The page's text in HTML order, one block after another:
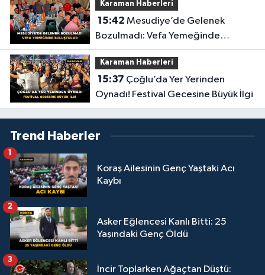
Karaman Haberleri
15:42
Bozulmadı: Vefa Yemeğinde
Buluştular
Karaman Haberleri
15:37
Oynadı! Festival Gecesine Büyük İlgi
Trend Haberler
Koraş Ailesinin Genç Yaştaki Acı
Kaybı
1
Asker Eğlencesi Kanlı Bitti: 25
Yaşındaki Genç Öldü
2
İncir Toplarken Ağaçtan Düştü:
3